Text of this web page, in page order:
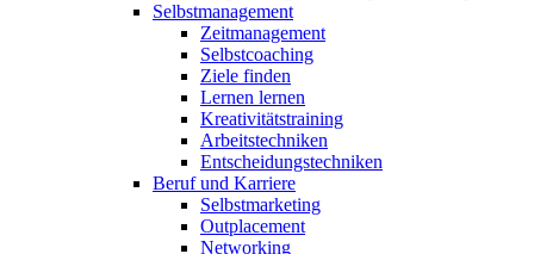
Selbstmanagement
Zeitmanagement
Selbstcoaching
Ziele finden
Lernen lernen
Kreativitätstraining
Arbeitstechniken
Entscheidungstechniken
Beruf und Karriere
Selbstmarketing
Outplacement
Networking